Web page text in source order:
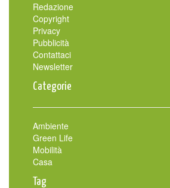
Redazione
Copyright
Privacy
Pubblicità
Contattaci
Newsletter
Categorie
Ambiente
Green Life
Mobilità
Casa
Tag